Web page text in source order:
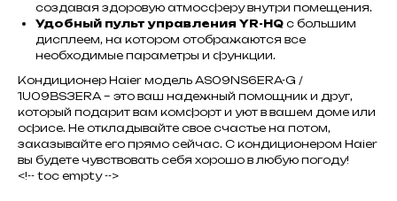
создавая здоровую атмосферу внутри помещения.
Удобный пульт управления YR-HQ с большим
дисплеем, на котором отображаются все
необходимые параметры и функции.
Кондиционер Haier модель AS09NS6ERA-G /
1U09BS3ERA – это ваш надежный помощник и друг,
который подарит вам комфорт и уют в вашем доме или
офисе. Не откладывайте свое счастье на потом,
заказывайте его прямо сейчас. С кондиционером Haier
вы будете чувствовать себя хорошо в любую погоду!
<!-- toc empty -->